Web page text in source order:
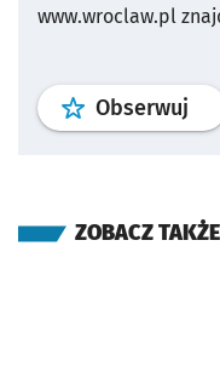
www.wroclaw.pl
Obserwuj
ZOBACZ TAKŻE